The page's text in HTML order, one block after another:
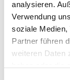
analysieren.
Verwendung
soziale Medien,
Partner führen
weiteren Daten